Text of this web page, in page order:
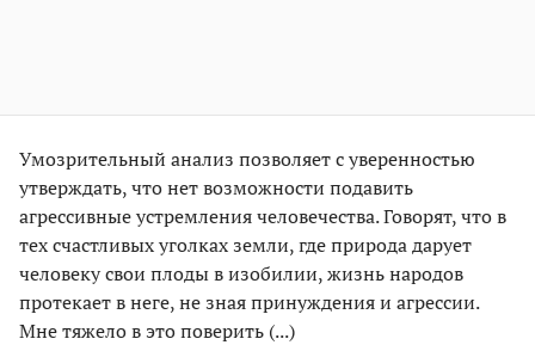
Умозрительный анализ позволяет с уверенностью
утверждать, что нет возможности подавить
агрессивные устремления человечества. Говорят, что в
тех счастливых уголках земли, где природа дарует
человеку свои плоды в изобилии, жизнь народов
протекает в неге, не зная принуждения и агрессии.
Мне тяжело в это поверить (...)